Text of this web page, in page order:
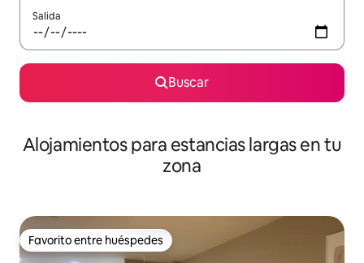
Salida
Buscar
Alojamientos para estancias largas en tu
zona
Favorito entre huéspedes
Favorito entre huéspedes